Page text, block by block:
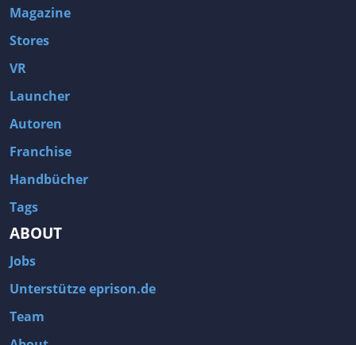
Magazine
Stores
VR
Launcher
Autoren
Franchise
Handbücher
Tags
ABOUT
Jobs
Unterstütze eprison.de
Team